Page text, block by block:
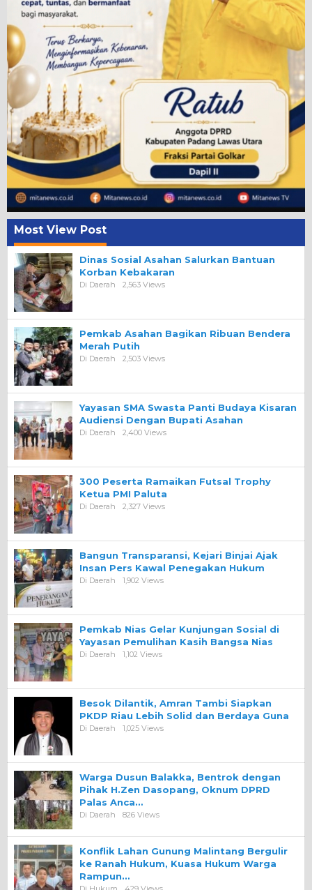
Most View Post
Dinas Sosial Asahan Salurkan Bantuan
Korban Kebakaran
Di Daerah 2,563 Views
Pemkab Asahan Bagikan Ribuan Bendera
Merah Putih
Di Daerah 2,503 Views
Yayasan SMA Swasta Panti Budaya Kisaran
Audiensi Dengan Bupati Asahan
Di Daerah 2,400 Views
300 Peserta Ramaikan Futsal Trophy
Ketua PMI Paluta
Di Daerah 2,327 Views
Bangun Transparansi, Kejari Binjai Ajak
Insan Pers Kawal Penegakan Hukum
Di Daerah 1,902 Views
Pemkab Nias Gelar Kunjungan Sosial di
Yayasan Pemulihan Kasih Bangsa Nias
Di Daerah 1,102 Views
Besok Dilantik, Amran Tambi Siapkan
PKDP Riau Lebih Solid dan Berdaya Guna
Di Daerah 1,025 Views
Warga Dusun Balakka, Bentrok dengan
Pihak H.Zen Dasopang, Oknum DPRD
Palas Anca…
Di Daerah 826 Views
Konflik Lahan Gunung Malintang Bergulir
ke Ranah Hukum, Kuasa Hukum Warga
Rampun…